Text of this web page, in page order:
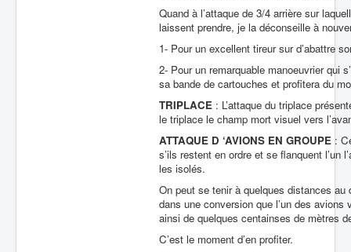
Quand à l’attaque de 3/4 arrière sur
laissent prendre, je la déconseille à
1- Pour un excellent tireur sur d’abattre
2- Pour un remarquable manoeuvrier qui
sa bande de cartouches et profitera du
TRIPLACE : L’attaque du triplace
le triplace le champ mort visuel vers
ATTAQUE D ‘AVIONS EN GROUPE :
s’ils restent en ordre et se flanquent l’un
les isolés.
On peut se tenir à quelques distances
dans une conversion que l’un des
ainsi de quelques centainses de mètres
C’est le moment d’en profiter.